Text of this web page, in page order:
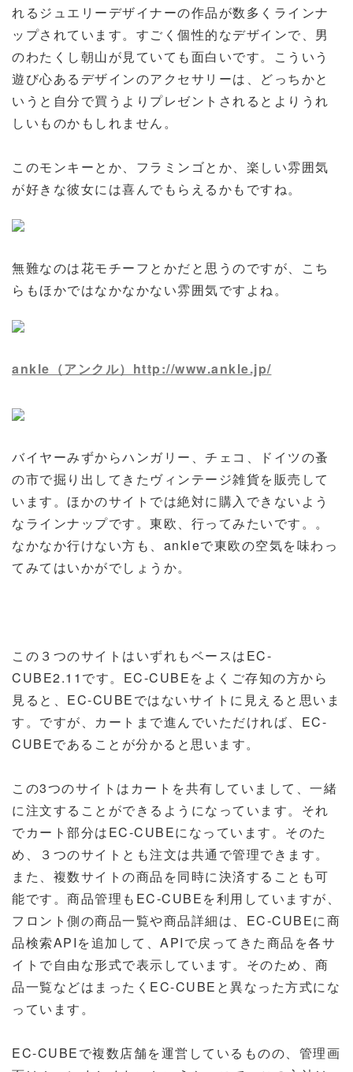
れるジュエリーデザイナーの作品が数多くラインナ
ップされています。すごく個性的なデザインで、男
のわたくし朝山が見ていても面白いです。こういう
遊び心あるデザインのアクセサリーは、どっちかと
いうと自分で買うよりプレゼントされるとよりうれ
しいものかもしれません。
このモンキーとか、フラミンゴとか、楽しい雰囲気
が好きな彼女には喜んでもらえるかもですね。
無難なのは花モチーフとかだと思うのですが、こち
らもほかではなかなかない雰囲気ですよね。
ankle（アンクル）http://www.ankle.jp/
バイヤーみずからハンガリー、チェコ、ドイツの蚤
の市で掘り出してきたヴィンテージ雑貨を販売して
います。ほかのサイトでは絶対に購入できないよう
なラインナップです。東欧、行ってみたいです。。
なかなか行けない方も、ankleで東欧の空気を味わっ
てみてはいかがでしょうか。
この３つのサイトはいずれもベースはEC-
CUBE2.11です。EC-CUBEをよくご存知の方から
見ると、EC-CUBEではないサイトに見えると思いま
す。ですが、カートまで進んでいただければ、EC-
CUBEであることが分かると思います。
この3つのサイトはカートを共有していまして、一緒
に注文することができるようになっています。それ
でカート部分はEC-CUBEになっています。そのた
め、３つのサイトとも注文は共通で管理できます。
また、複数サイトの商品を同時に決済することも可
能です。商品管理もEC-CUBEを利用していますが、
フロント側の商品一覧や商品詳細は、EC-CUBEに商
品検索APIを追加して、APIで戻ってきた商品を各サ
イトで自由な形式で表示しています。そのため、商
品一覧などはまったくEC-CUBEと異なった方式にな
っています。
EC-CUBEで複数店舗を運営しているものの、管理画